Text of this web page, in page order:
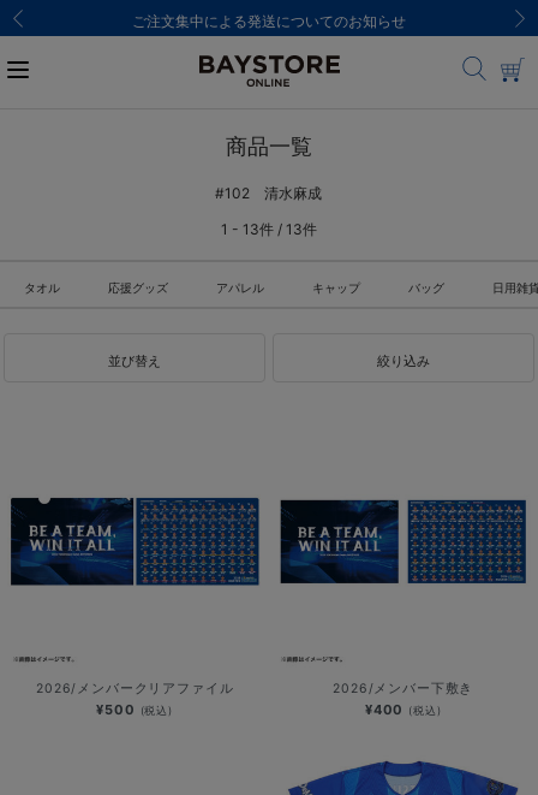
ご注文集中による発送についてのお知らせ
商品一覧
#102 清水麻成
1 - 13件 / 13件
タオル 応援グッズ アパレル キャップ バッグ 日用雑
並び替え 絞り込み
2026/メンバークリアファイル
¥500 (税込)
2026/メンバー下敷き
¥400 (税込)